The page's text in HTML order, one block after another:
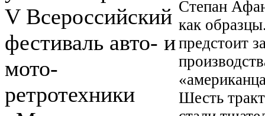
V Всероссийский
фестиваль авто- и
мото-
ретротехники
Степан
как
предстоит
Шесть